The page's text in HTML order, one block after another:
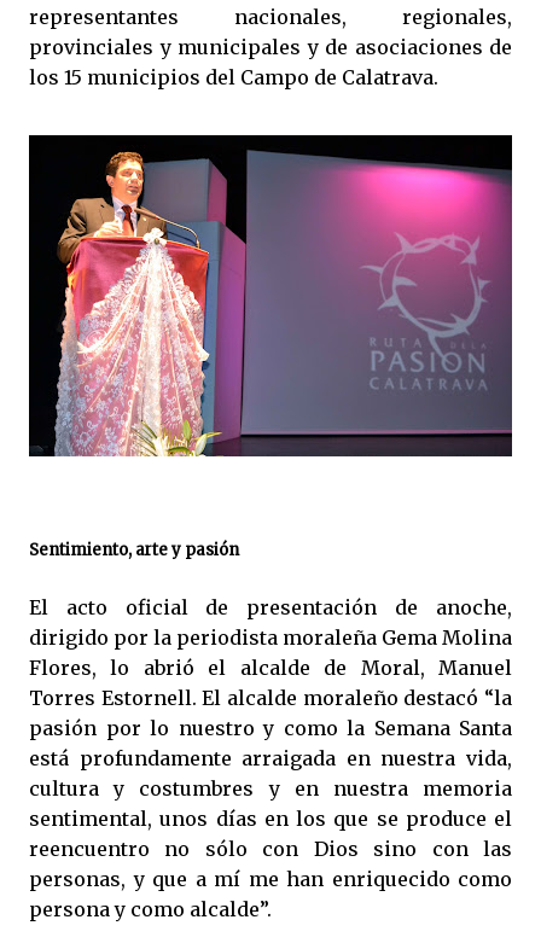
representantes nacionales, regionales,
provinciales y municipales y de asociaciones de
los 15 municipios del Campo de Calatrava.
Sentimiento, arte y pasión
El acto oficial de presentación de anoche,
dirigido por la periodista moraleña Gema Molina
Flores, lo abrió el alcalde de Moral, Manuel
Torres Estornell. El alcalde moraleño destacó “la
pasión por lo nuestro y como la Semana Santa
está profundamente arraigada en nuestra vida,
cultura y costumbres y en nuestra memoria
sentimental, unos días en los que se produce el
reencuentro no sólo con Dios sino con las
personas, y que a mí me han enriquecido como
persona y como alcalde”.